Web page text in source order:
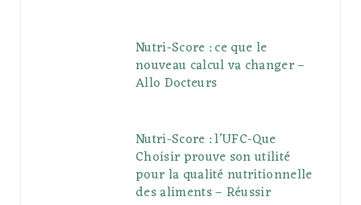
Nutri-Score : ce que le
nouveau calcul va changer –
Allo Docteurs
Nutri-Score : l’UFC-Que
Choisir prouve son utilité
pour la qualité nutritionnelle
des aliments – Réussir